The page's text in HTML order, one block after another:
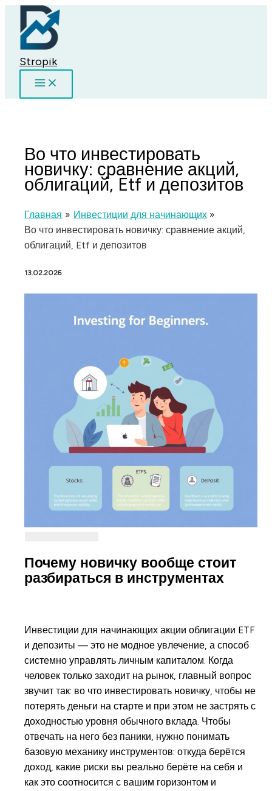
Перейти
содержимому
Stropik
Во что инвестировать
новичку: сравнение акций,
облигаций, Etf и депозитов
Главная
Инвестиции для начинающих
Во что инвестировать новичку: сравнение акций,
облигаций, Etf и депозитов
13.02.2026
Почему новичку вообще стоит
разбираться в инструментах
Инвестиции для начинающих акции облигации ETF
и депозиты — это не модное увлечение, а способ
системно управлять личным капиталом. Когда
человек только заходит на рынок, главный вопрос
звучит так: во что инвестировать новичку, чтобы не
потерять деньги на старте и при этом не застрять с
доходностью уровня обычного вклада. Чтобы
отвечать на него без паники, нужно понимать
базовую механику инструментов: откуда берётся
доход, какие риски вы реально берёте на себя и
как это соотносится с вашим горизонтом и